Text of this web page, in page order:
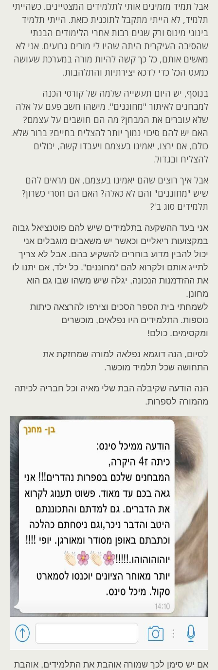
אבל תמיד מזמינים אותי לתלמידים המצטיינים. כשהייתי
תלמיד, לא הייתי מתקבל לתוכנית כזאת. הייתי תלמיד
בינוני מינוס ורק שנים רבות אחרי הלימודים הבנתי
שהסיבה העיקרית היתה שהיו לי מורים גרועים. אני לא
מאשים אותם, כל כך קשה להיות מורה במערכת שעושה
כמעט הכל כדי לדכא יצירתיות והתלהבות.
בנוסף, יש היום תעשייה שלמה של קורסי הכנה
למבחנים לאיתור "מחוננים". מישהו חשב פעם על אלה
שלא עוברים את המבחן? מה הם חושבים על עצמם?
האם יש להם סיכוי נמוך יותר להצליח בחיים? ברור שלא.
כולם, אם ירצו, יאמינו בעצמם ויעבדו קשה, יכולים
להצליח ובגדול.
אבל איך רוצים שהם יאמינו בעצמם, אם מראים להם
שיש "מחוננים" והם לא כאלה? האם הם חסרי כשרון?
תלמידים סוג ב'?
אני בעד ההשקעה בתלמידים שיש להם פוטנציאל גבוה
במקצועות ריאליים וכאשר יש משאבים מוגבלים אני
יכול להבין מדוע בוחרים להשקיע בהם. אבל לא צריך
לתייג אותם ולקרוא להם "מחוננים". כל ילד, אם יתנו לו
את ההזדמנות הנכונה, יגלה שיש משהו שבו גם הוא
מחונן.
לשמחתי בית הספר הסכים וצירפו להרצאה כיתות
נוספות. התלמידים היו נפלאים, מוכשרים
ומקסימים. כולם!
לסיום, הנה דוגמא נפלאה למורה שמחזקת את
התחושה שכל תלמיד מוכשר.
הנה הודעה שקיבלה הבת שלי מאיה וכל חבריה לכיתה
מהמורה לספרות.
אם יש סימן לכך שמורה אוהבת את התלמידים, אוהבת